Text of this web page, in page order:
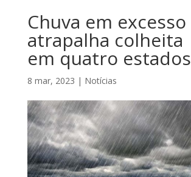
Chuva em excesso
atrapalha colheita
em quatro estados
8 mar, 2023 | Notícias